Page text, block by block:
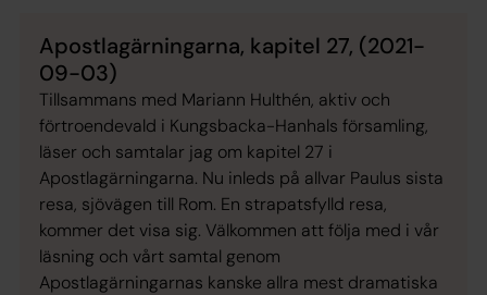
Apostlagärningarna, kapitel 27, (2021-
09-03)
Tillsammans med Mariann Hulthén, aktiv och
förtroendevald i Kungsbacka-Hanhals församling,
läser och samtalar jag om kapitel 27 i
Apostlagärningarna. Nu inleds på allvar Paulus sista
resa, sjövägen till Rom. En strapatsfylld resa,
kommer det visa sig. Välkommen att följa med i vår
läsning och vårt samtal genom
Apostlagärningarnas kanske allra mest dramatiska